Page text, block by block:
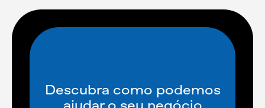
Descubra como podemos